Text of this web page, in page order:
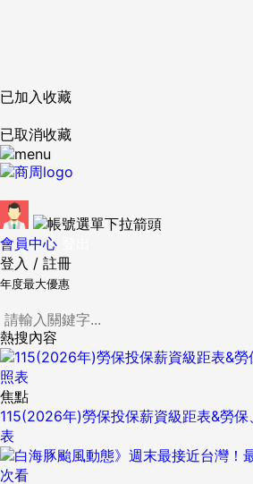
已加入收藏
已取消收藏
會員中心
登入 / 註冊
年度最大優惠
熱搜內容
焦點
115(2026年)勞保投保薪資級距表&勞
表